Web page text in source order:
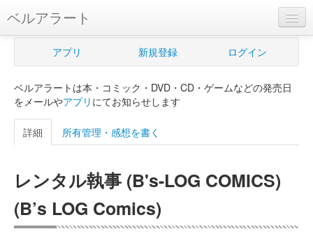
ベルアラート
ベルアラートとは
新規登録
ログイン
購入管理
Myシェルフ
アプリ 新規登録 ログイン
ベルアラートは本・コミック・DVD・CD・ゲームなどの発売日
をメールやアプリ にてお知らせします
詳細 所有管理・感想を書く
レンタル執事 (B's-LOG COMICS)
(B’s LOG Comics)